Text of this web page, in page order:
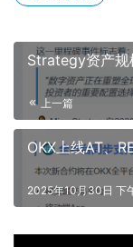
Strategy资产规
上一篇
OKX上线AT、
2025年10月30日 下